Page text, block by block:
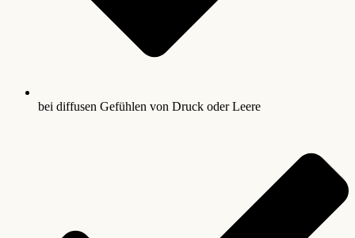
bei diffusen Gefühlen von Druck oder Leere